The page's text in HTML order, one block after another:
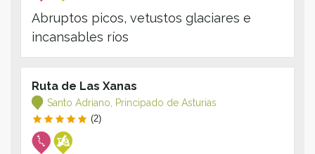
Abruptos picos, vetustos glaciares e
incansables ríos
Ruta de Las Xanas
Santo Adriano, Principado de Asturias
(2)